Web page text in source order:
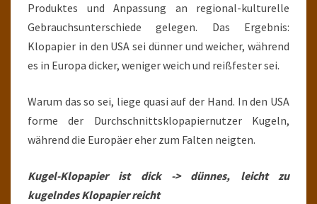
Produktes und Anpassung an regional-kulturelle
Gebrauchsunterschiede gelegen. Das Ergebnis:
Klopapier in den USA sei dünner und weicher, während
es in Europa dicker, weniger weich und reißfester sei.
Warum das so sei, liege quasi auf der Hand. In den USA
forme der Durchschnittsklopapiernutzer Kugeln,
während die Europäer eher zum Falten neigten.
Kugel-Klopapier ist dick -> dünnes, leicht zu
kugelndes Klopapier reicht